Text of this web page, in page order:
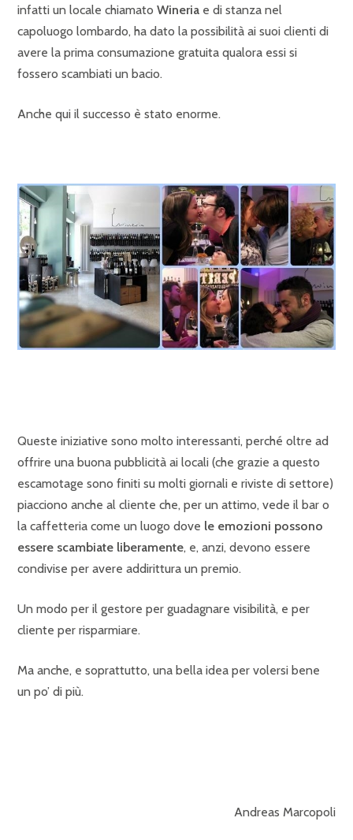
infatti un locale chiamato Wineria e di stanza nel
capoluogo lombardo, ha dato la possibilità ai suoi clienti di
avere la prima consumazione gratuita qualora essi si
fossero scambiati un bacio.
Anche qui il successo è stato enorme.
Queste iniziative sono molto interessanti, perché oltre ad
offrire una buona pubblicità ai locali (che grazie a questo
escamotage sono finiti su molti giornali e riviste di settore)
piacciono anche al cliente che, per un attimo, vede il bar o
la caffetteria come un luogo dove le emozioni possono
essere scambiate liberamente, e, anzi, devono essere
condivise per avere addirittura un premio.
Un modo per il gestore per guadagnare visibilità, e per
cliente per risparmiare.
Ma anche, e soprattutto, una bella idea per volersi bene
un po’ di più.
Andreas Marcopoli